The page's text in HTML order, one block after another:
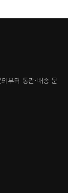
부터 통관·배송 문